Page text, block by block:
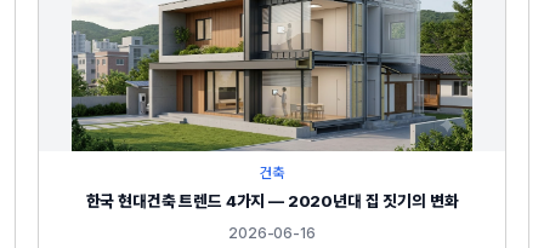
건축
한국 현대건축 트렌드 4가지 — 2020년대 집 짓기의 변화
2026-06-16